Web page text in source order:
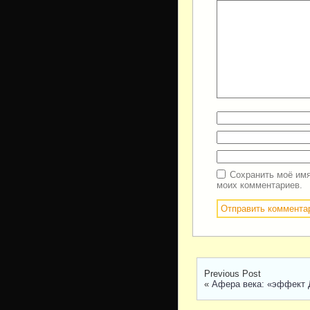
Сохранить моё
моих комментариев.
Previous Post
« Афера века: «эффект